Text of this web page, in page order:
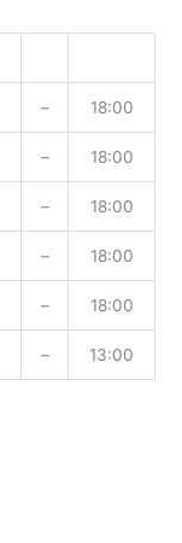
– 18:00
– 18:00
– 18:00
– 18:00
– 18:00
– 13:00